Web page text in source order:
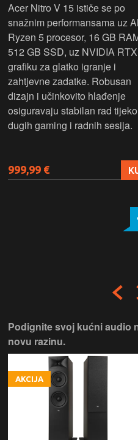
Acer Nitro V 15 ističe se po
snažnim performansama uz
Ryzen 5 procesor, 16 GB
512 GB SSD, uz NVIDIA RTX
grafiku za glatko igranje i
zahtjevne zadatke. Robusan
dizajn i učinkovito hlađenje
osiguravaju stabilan rad
dugih gaming i radnih sesija.
999,99 €
Podignite svoj kućni audio
novu razinu.
AKCIJA